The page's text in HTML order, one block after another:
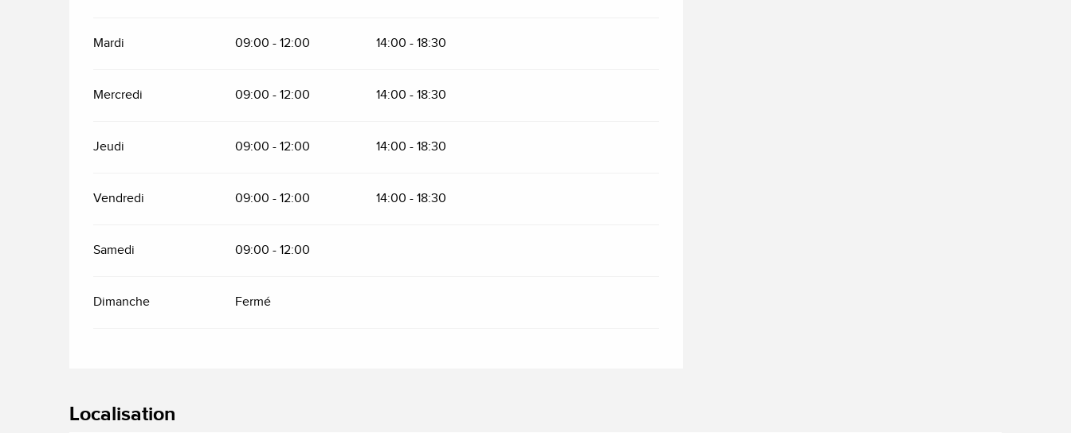
Mardi 09:00 - 12:00 14:00 - 18:30
Mercredi 09:00 - 12:00 14:00 - 18:30
Jeudi 09:00 - 12:00 14:00 - 18:30
Vendredi 09:00 - 12:00 14:00 - 18:30
Samedi 09:00 - 12:00
Dimanche Fermé
Localisation